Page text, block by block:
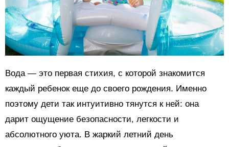
Вода — это первая стихия, с которой знакомится
каждый ребенок еще до своего рождения. Именно
поэтому дети так интуитивно тянутся к ней: она
дарит ощущение безопасности, легкости и
абсолютного уюта. В жаркий летний день